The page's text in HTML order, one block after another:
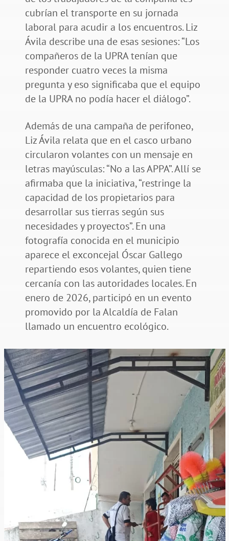
cubrían el transporte en su jornada
laboral para acudir a los encuentros. Liz
Ávila describe una de esas sesiones: “Los
compañeros de la UPRA tenían que
responder cuatro veces la misma
pregunta y eso significaba que el equipo
de la UPRA no podía hacer el diálogo”.
Además de una campaña de perifoneo,
Liz Ávila relata que en el casco urbano
circularon volantes con un mensaje en
letras mayúsculas: “No a las APPA”. Allí se
afirmaba que la iniciativa, “restringe la
capacidad de los propietarios para
desarrollar sus tierras según sus
necesidades y proyectos”. En una
fotografía conocida en el municipio
aparece el exconcejal Óscar Gallego
repartiendo esos volantes, quien tiene
cercanía con las autoridades locales. En
enero de 2026, participó en un evento
promovido por la Alcaldía de Falan
llamado un encuentro ecológico.